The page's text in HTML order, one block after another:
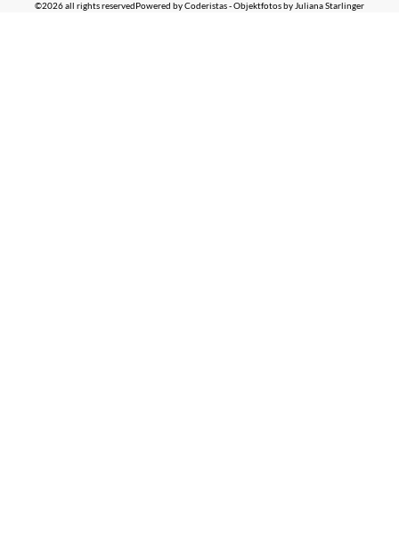
©2026 all rights reserved Powered by Coderistas- Objektfotos by Juliana Starlinger